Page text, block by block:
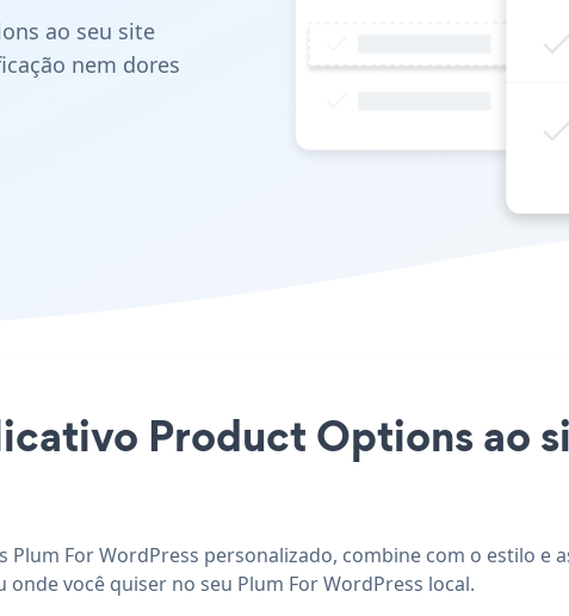
ao seu site
nem dores
Product Options ao
For WordPress personalizado, combine com o estilo e
você quiser no seu Plum For WordPress local.